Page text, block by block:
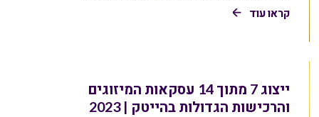
קראו עוד
ייצוג 7 מתוך 14 עסקאות המיזוגים
והרכישות הגדולות בהייטק | 2023